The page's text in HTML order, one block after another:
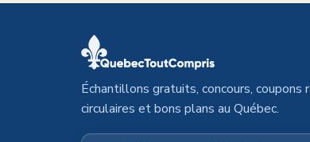
Échantillons gratuits, concours, coupons
circulaires et bons plans au Québec.